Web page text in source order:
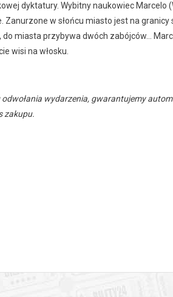
dyktatury. Wybitny naukowiec
w słońcu miasto jest na
miasta przybywa dwóch zabójców…
wisi na włosku.
odwołania wydarzenia, gwarantujemy
zakupu.